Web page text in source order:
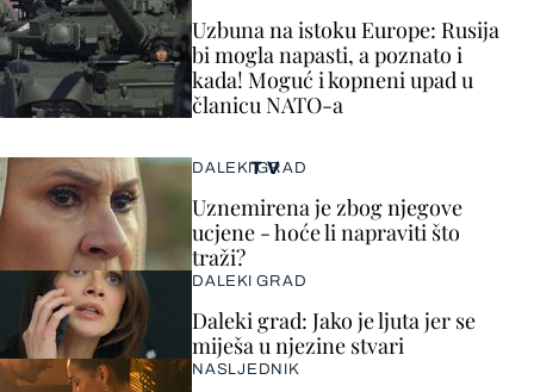
Uzbuna na istoku Europe: Rusija
bi mogla napasti, a poznato i
kada! Moguć i kopneni upad u
članicu NATO-a
TV
DALEKI GRAD
Uznemirena je zbog njegove
ucjene - hoće li napraviti što
traži?
DALEKI GRAD
Daleki grad: Jako je ljuta jer se
miješa u njezine stvari
NASLJEDNIK